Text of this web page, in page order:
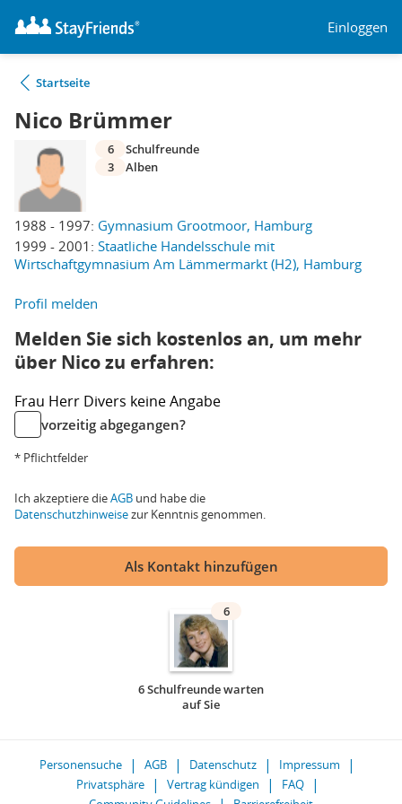
Einloggen
Startseite
Nico Brümmer
1988 - 1997: Gymnasium Grootmoor, Hamburg
1999 - 2001: Staatliche Handelsschule mit
Wirtschaftgymnasium Am Lämmermarkt (H2), Hamburg
6
Schulfreunde
3
Alben
Profil melden
Melden Sie sich kostenlos an, um mehr
über Nico zu erfahren:
Frau Herr Divers keine Angabe
vorzeitig abgegangen?
* Pflichtfelder
Ich akzeptiere dieAGB und habe die
Datenschutzhinweisezur Kenntnis genommen.
Als Kontakt hinzufügen
6
6 Schulfreunde warten
auf Sie
Personensuche AGB Datenschutz
Impressum
Privatsphäre
Vertrag kündigen
FAQ